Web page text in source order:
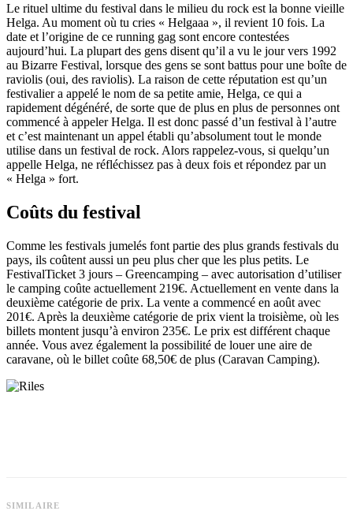
Le rituel ultime du festival dans le milieu du rock est la bonne vieille
Helga. Au moment où tu cries « Helgaaa », il revient 10 fois. La
date et l’origine de ce running gag sont encore contestées
aujourd’hui. La plupart des gens disent qu’il a vu le jour vers 1992
au Bizarre Festival, lorsque des gens se sont battus pour une boîte de
raviolis (oui, des raviolis). La raison de cette réputation est qu’un
festivalier a appelé le nom de sa petite amie, Helga, ce qui a
rapidement dégénéré, de sorte que de plus en plus de personnes ont
commencé à appeler Helga. Il est donc passé d’un festival à l’autre
et c’est maintenant un appel établi qu’absolument tout le monde
utilise dans un festival de rock. Alors rappelez-vous, si quelqu’un
appelle Helga, ne réfléchissez pas à deux fois et répondez par un
« Helga » fort.
Coûts du festival
Comme les festivals jumelés font partie des plus grands festivals du
pays, ils coûtent aussi un peu plus cher que les plus petits. Le
FestivalTicket 3 jours – Greencamping – avec autorisation d’utiliser
le camping coûte actuellement 219€. Actuellement en vente dans la
deuxième catégorie de prix. La vente a commencé en août avec
201€. Après la deuxième catégorie de prix vient la troisième, où les
billets montent jusqu’à environ 235€. Le prix est différent chaque
année. Vous avez également la possibilité de louer une aire de
caravane, où le billet coûte 68,50€ de plus (Caravan Camping).
SIMILAIRE